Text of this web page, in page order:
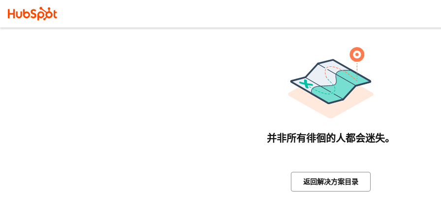
并非所有徘徊的人都会迷失。
返回解决方案目录